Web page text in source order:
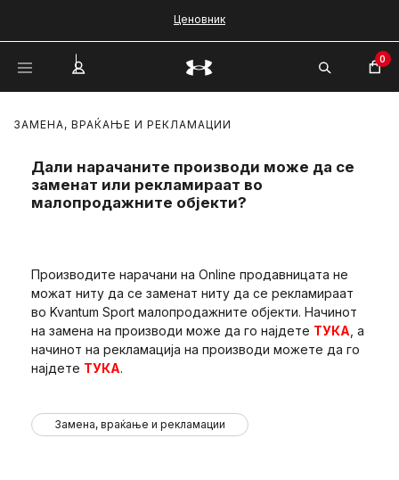
Ценовник
0
ЗАМЕНА, ВРАЌАЊЕ И РЕКЛАМАЦИИ
Дали нарачаните производи може да се
заменат или рекламираат во
малопродажните објекти?
Производите нарачани на Online продавницата не
можат ниту да се заменат ниту да се рекламираат
во Kvantum Sport малопродажните објекти. Начинот
на замена на производи може да го најдете ТУКА , а
начинот на рекламација на производи можете да го
најдете ТУКА.
Замена, враќање и рекламации